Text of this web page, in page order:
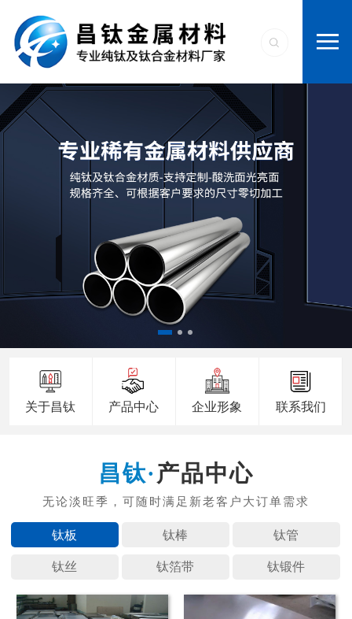
关于昌钛 产品中心 企业形象 联系我们
产品中心
钛板 钛棒 钛管
钛丝 钛箔带 钛锻件